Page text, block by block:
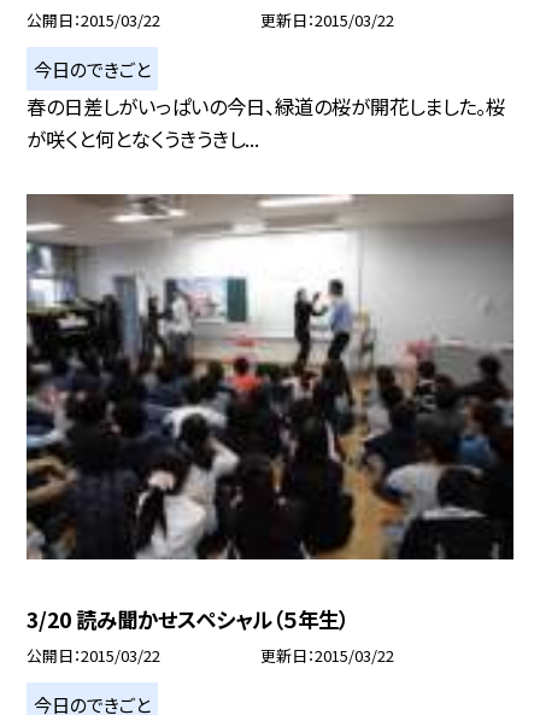
公開日 2015/03/22 更新日 2015/03/22
今日のできごと
春の日差しがいっぱいの今日、緑道の桜が開花しました。桜
が咲くと何となくうきうきし...
3/20 読み聞かせスペシャル（５年生）
公開日 2015/03/22 更新日 2015/03/22
今日のできごと